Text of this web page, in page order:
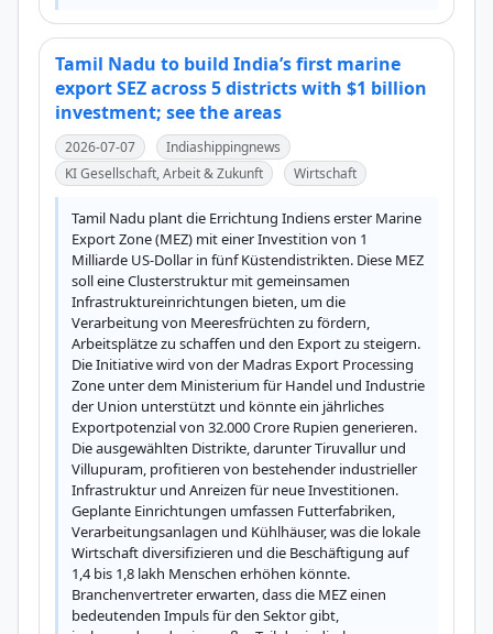
Tamil Nadu to build India’s first marine
export SEZ across 5 districts with $1 billion
investment; see the areas
2026-07-07
Indiashippingnews
KI Gesellschaft, Arbeit & Zukunft
Wirtschaft
Tamil Nadu plant die Errichtung Indiens erster Marine
Export Zone (MEZ) mit einer Investition von 1
Milliarde US-Dollar in fünf Küstendistrikten. Diese MEZ
soll eine Clusterstruktur mit gemeinsamen
Infrastruktureinrichtungen bieten, um die
Verarbeitung von Meeresfrüchten zu fördern,
Arbeitsplätze zu schaffen und den Export zu steigern.
Die Initiative wird von der Madras Export Processing
Zone unter dem Ministerium für Handel und Industrie
der Union unterstützt und könnte ein jährliches
Exportpotenzial von 32.000 Crore Rupien generieren.
Die ausgewählten Distrikte, darunter Tiruvallur und
Villupuram, profitieren von bestehender industrieller
Infrastruktur und Anreizen für neue Investitionen.
Geplante Einrichtungen umfassen Futterfabriken,
Verarbeitungsanlagen und Kühlhäuser, was die lokale
Wirtschaft diversifizieren und die Beschäftigung auf
1,4 bis 1,8 lakh Menschen erhöhen könnte.
Branchenvertreter erwarten, dass die MEZ einen
bedeutenden Impuls für den Sektor gibt,